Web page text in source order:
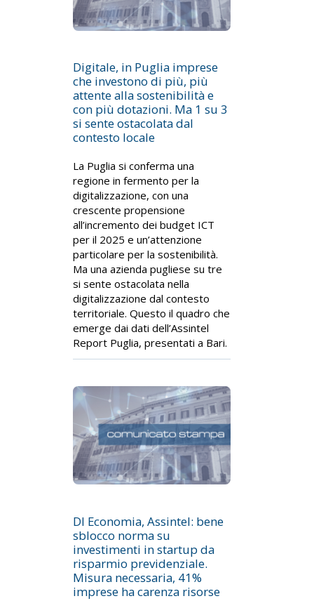
Digitale, in Puglia imprese
che investono di più, più
attente alla sostenibilità e
con più dotazioni. Ma 1 su 3
si sente ostacolata dal
contesto locale
La Puglia si conferma una
regione in fermento per la
digitalizzazione, con una
crescente propensione
all’incremento dei budget ICT
per il 2025 e un’attenzione
particolare per la sostenibilità.
Ma una azienda pugliese su tre
si sente ostacolata nella
digitalizzazione dal contesto
territoriale. Questo il quadro che
emerge dai dati dell’Assintel
Report Puglia, presentati a Bari.
Dl Economia, Assintel: bene
sblocco norma su
investimenti in startup da
risparmio previdenziale.
Misura necessaria, 41%
imprese ha carenza risorse